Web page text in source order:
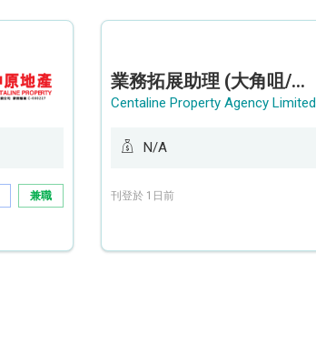
兼職
業務拓展助理 (大角咀/荔枝角/九龍塘)
Centaline Property Agency Limited
N/A
刊登於 1日前